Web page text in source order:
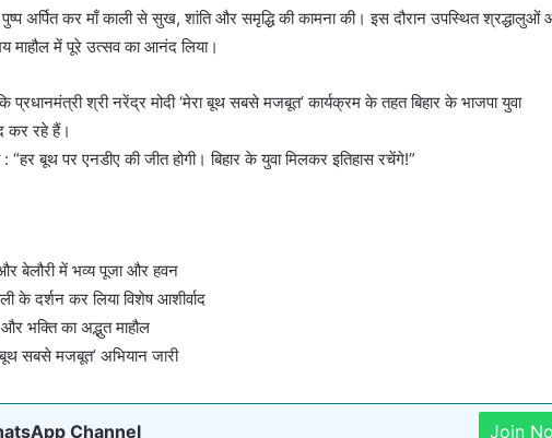
अर्पित कर माँ काली से सुख, शांति और समृद्धि की कामना की। इस दौरान उपस्थित श्रद्धालुओं
माहौल में पूरे उत्सव का आनंद लिया।
प्रधानमंत्री श्री नरेंद्र मोदी ‘मेरा बूथ सबसे मजबूत’ कार्यक्रम के तहत बिहार के भाजपा युवा
कर रहे हैं।
“हर बूथ पर एनडीए की जीत होगी। बिहार के युवा मिलकर इतिहास रचेंगे!”
बेलौरी में भव्य पूजा और हवन
के दर्शन कर लिया विशेष आशीर्वाद
भक्ति का अद्भुत माहौल
बूथ सबसे मजबूत’ अभियान जारी
Channel Join